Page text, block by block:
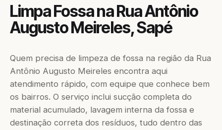
Limpa Fossa na Rua Antônio
Augusto Meireles, Sapé
Quem precisa de limpeza de fossa na região da Rua
Antônio Augusto Meireles encontra aqui
atendimento rápido, com equipe que conhece bem
os bairros. O serviço inclui sucção completa do
material acumulado, lavagem interna da fossa e
destinação correta dos resíduos, tudo dentro das